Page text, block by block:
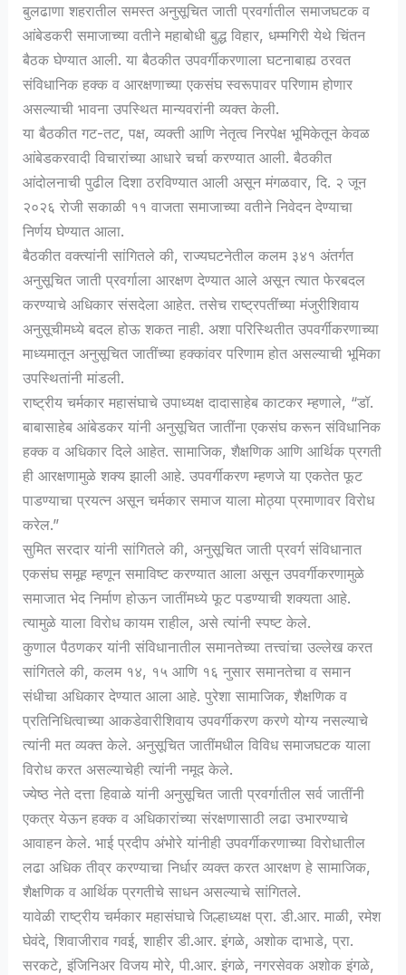
बुलढाणा शहरातील समस्त अनुसूचित जाती प्रवर्गातील समाजघटक व
आंबेडकरी समाजाच्या वतीने महाबोधी बुद्ध विहार, धम्मगिरी येथे चिंतन
बैठक घेण्यात आली. या बैठकीत उपवर्गीकरणाला घटनाबाह्य ठरवत
संविधानिक हक्क व आरक्षणाच्या एकसंघ स्वरूपावर परिणाम होणार
असल्याची भावना उपस्थित मान्यवरांनी व्यक्त केली.
या बैठकीत गट-तट, पक्ष, व्यक्ती आणि नेतृत्व निरपेक्ष भूमिकेतून केवळ
आंबेडकरवादी विचारांच्या आधारे चर्चा करण्यात आली. बैठकीत
आंदोलनाची पुढील दिशा ठरविण्यात आली असून मंगळवार, दि. २ जून
२०२६ रोजी सकाळी ११ वाजता समाजाच्या वतीने निवेदन देण्याचा
निर्णय घेण्यात आला.
बैठकीत वक्त्यांनी सांगितले की, राज्यघटनेतील कलम ३४१ अंतर्गत
अनुसूचित जाती प्रवर्गाला आरक्षण देण्यात आले असून त्यात फेरबदल
करण्याचे अधिकार संसदेला आहेत. तसेच राष्ट्रपतींच्या मंजुरीशिवाय
अनुसूचीमध्ये बदल होऊ शकत नाही. अशा परिस्थितीत उपवर्गीकरणाच्या
माध्यमातून अनुसूचित जातींच्या हक्कांवर परिणाम होत असल्याची भूमिका
उपस्थितांनी मांडली.
राष्ट्रीय चर्मकार महासंघाचे उपाध्यक्ष दादासाहेब काटकर म्हणाले, “डॉ.
बाबासाहेब आंबेडकर यांनी अनुसूचित जातींना एकसंघ करून संविधानिक
हक्क व अधिकार दिले आहेत. सामाजिक, शैक्षणिक आणि आर्थिक प्रगती
ही आरक्षणामुळे शक्य झाली आहे. उपवर्गीकरण म्हणजे या एकतेत फूट
पाडण्याचा प्रयत्न असून चर्मकार समाज याला मोठ्या प्रमाणावर विरोध
करेल.”
सुमित सरदार यांनी सांगितले की, अनुसूचित जाती प्रवर्ग संविधानात
एकसंघ समूह म्हणून समाविष्ट करण्यात आला असून उपवर्गीकरणामुळे
समाजात भेद निर्माण होऊन जातींमध्ये फूट पडण्याची शक्यता आहे.
त्यामुळे याला विरोध कायम राहील, असे त्यांनी स्पष्ट केले.
कुणाल पैठणकर यांनी संविधानातील समानतेच्या तत्त्वांचा उल्लेख करत
सांगितले की, कलम १४, १५ आणि १६ नुसार समानतेचा व समान
संधीचा अधिकार देण्यात आला आहे. पुरेशा सामाजिक, शैक्षणिक व
प्रतिनिधित्वाच्या आकडेवारीशिवाय उपवर्गीकरण करणे योग्य नसल्याचे
त्यांनी मत व्यक्त केले. अनुसूचित जातींमधील विविध समाजघटक याला
विरोध करत असल्याचेही त्यांनी नमूद केले.
ज्येष्ठ नेते दत्ता हिवाळे यांनी अनुसूचित जाती प्रवर्गातील सर्व जातींनी
एकत्र येऊन हक्क व अधिकारांच्या संरक्षणासाठी लढा उभारण्याचे
आवाहन केले. भाई प्रदीप अंभोरे यांनीही उपवर्गीकरणाच्या विरोधातील
लढा अधिक तीव्र करण्याचा निर्धार व्यक्त करत आरक्षण हे सामाजिक,
शैक्षणिक व आर्थिक प्रगतीचे साधन असल्याचे सांगितले.
यावेळी राष्ट्रीय चर्मकार महासंघाचे जिल्हाध्यक्ष प्रा. डी.आर. माळी, रमेश
घेवंदे, शिवाजीराव गवई, शाहीर डी.आर. इंगळे, अशोक दाभाडे, प्रा.
सरकटे, इंजिनिअर विजय मोरे, पी.आर. इंगळे, नगरसेवक अशोक इंगळे,